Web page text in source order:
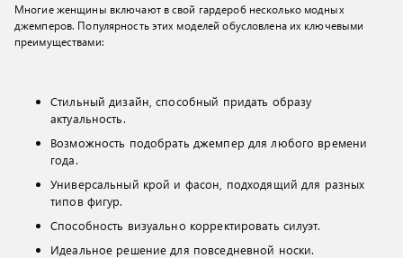
Многие женщины включают в свой гардероб несколько модных
джемперов. Популярность этих моделей обусловлена их ключевыми
преимуществами:
Стильный дизайн, способный придать образу
актуальность.
Возможность подобрать джемпер для любого времени
года.
Универсальный крой и фасон, подходящий для разных
типов фигур.
Способность визуально корректировать силуэт.
Идеальное решение для повседневной носки.